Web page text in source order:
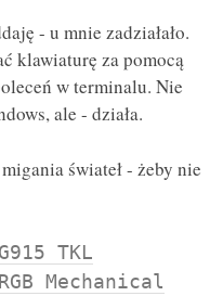
- u mnie zadziałało.
klawiaturę za pomocą
w terminalu. Nie
ale - działa.
świateł - żeby nie
TKL
Mechanical